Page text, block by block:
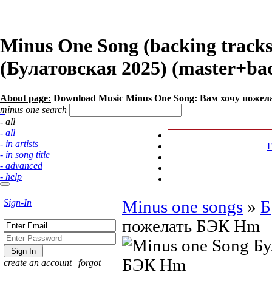
Minus One Song (backing
(Булатовская 2025)
About page: Download Music Minus One Song: Вам хочу
minus one search
- all
- all
- in artists
- in song title
- advanced
- help
Sign-In
create an account ¦ forgot
Minus one songs » Б
пожелать БЭК Hm